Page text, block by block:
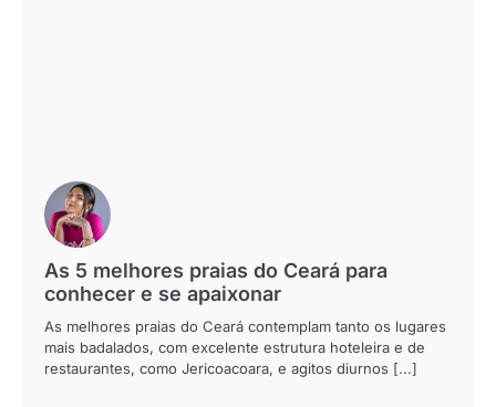
As 5 melhores praias do Ceará para
conhecer e se apaixonar
As melhores praias do Ceará contemplam tanto os lugares
mais badalados, com excelente estrutura hoteleira e de
restaurantes, como Jericoacoara, e agitos diurnos [...]